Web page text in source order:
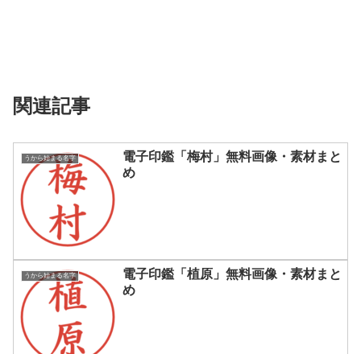
関連記事
うから始まる名字
電子印鑑「梅村」無料画像・素材まと
め
うから始まる名字
電子印鑑「植原」無料画像・素材まと
め